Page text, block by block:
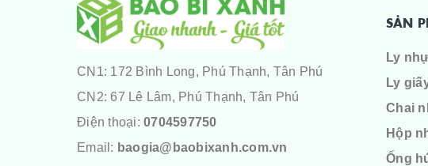
CN1: 172 Bình Long, Phú Thạnh, Tân Phú
CN2: 67 Lê Lâm, Phú Thạnh, Tân Phú
Điện thoại: 0704597750
Email: baogia@baobixanh.com.vn
SẢN
Ly
Ly
Chai
Hộp
Ống